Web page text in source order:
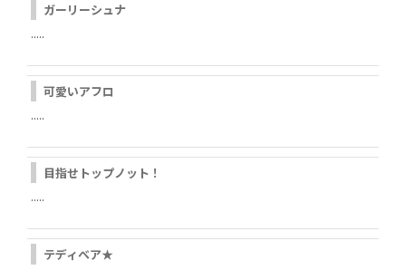
ガーリーシュナ
.....
可愛いアフロ
.....
目指せトップノット！
.....
テディベア★